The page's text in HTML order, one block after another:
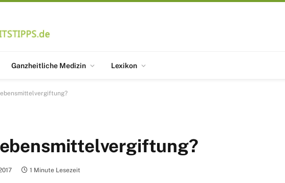
Ganzheitliche Medizin Lexikon
1 Minute Lesezeit